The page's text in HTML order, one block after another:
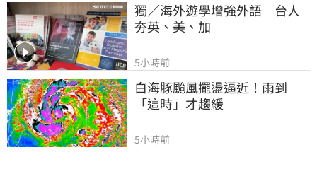
獨／海外遊學增強外語　台人
夯英、美、加
5小時前
白海豚颱風擺盪逼近！雨到
「這時」才趨緩
5小時前